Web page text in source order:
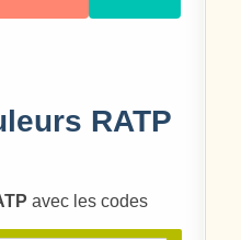
RATP
avec les codes